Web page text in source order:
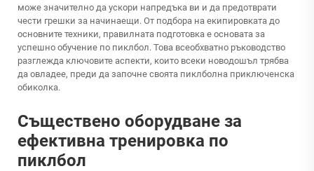
може значително да ускори напредъка ви и да предотврати
чести грешки за начинаещи. От подбора на екипировката до
основните техники, правилната подготовка е основата за
успешно обучение по пиклбол. Това всеобхватно ръководство
разглежда ключовите аспекти, които всеки новодошъл трябва
да овладее, преди да започне своята пиклболна приключенска
обиколка.
Съществено оборудване за
ефективна тренировка по
пиклбол